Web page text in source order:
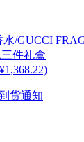
水/GUCCI
件礼盒
货通知